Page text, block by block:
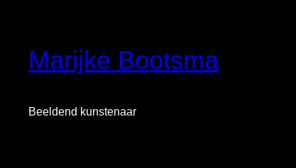
contentMarijke Bootsma
Beeldend kunstenaar